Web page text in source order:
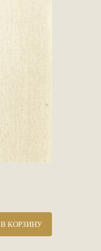
В КОРЗИНУ